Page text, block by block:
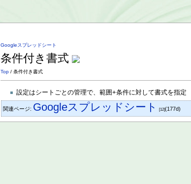
Googleスプレッドシート
条件付き書式
Top / 条件付き書式
設定はシートごとの管理で、範囲+条件に対して書式を指定
関連ページ: Googleスプレッドシート [12](177d)